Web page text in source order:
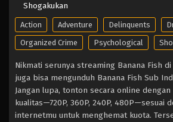
Shogakukan
Action Adventure Delinquents
Organized Crime
Psychological
Nikmati serunya streaming Banana Fish di
juga bisa mengunduh Banana Fish Sub
Jangan lupa, tonton secara online
kualitas—720P, 360P, 240P, 480P—sesuai
internetmu untuk menghemat kuota.